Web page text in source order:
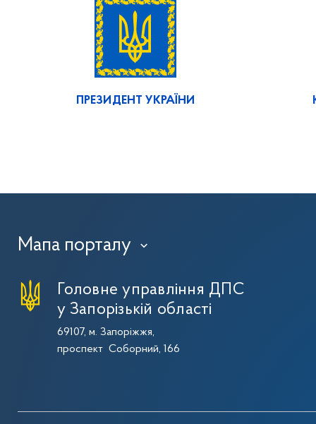
ПРЕЗИДЕНТ УКРАЇНИ
Мапа порталу ›
Головне управління ДПС
у Запорізькій області
69107, м. Запоріжжя,
проспект Соборний, 166